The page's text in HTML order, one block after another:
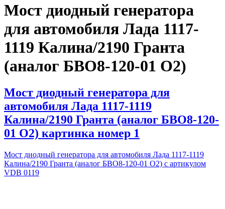
Мост диодный генератора
для автомобиля Лада 1117-
1119 Калина/2190 Гранта
(аналог БВО8-120-01 О2)
Мост диодный генератора для
автомобиля Лада 1117-1119
Калина/2190 Гранта (аналог БВО8-120-
01 О2) картинка номер 1
Мост диодный генератора для автомобиля Лада 1117-1119
Калина/2190 Гранта (аналог БВО8-120-01 О2) с артикулом
VDB 0119